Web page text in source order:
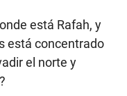
está Rafah, y
está concentrado
el norte y